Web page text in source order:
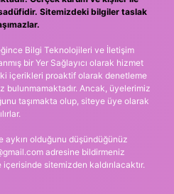
Sitemizdeki bilgiler taslak
Bilgi Teknolojileri ve İletişim
bir Yer Sağlayıcı olarak hizmet
içerikleri proaktif olarak denetleme
bulunmamaktadır. Ancak, üyelerimiz
taşımakta olup, siteye üye olarak
olduğunu düşündüğünüz
adresine bildirmeniz
sitemizden kaldırılacaktır.